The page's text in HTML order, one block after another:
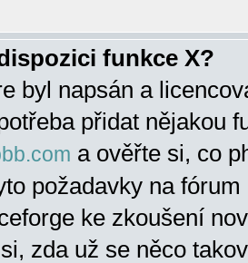
funkce X?
byl napsán a
přidat nějakou
a ověřte si, co
požadavky na
ke zkoušení
zda už se něco